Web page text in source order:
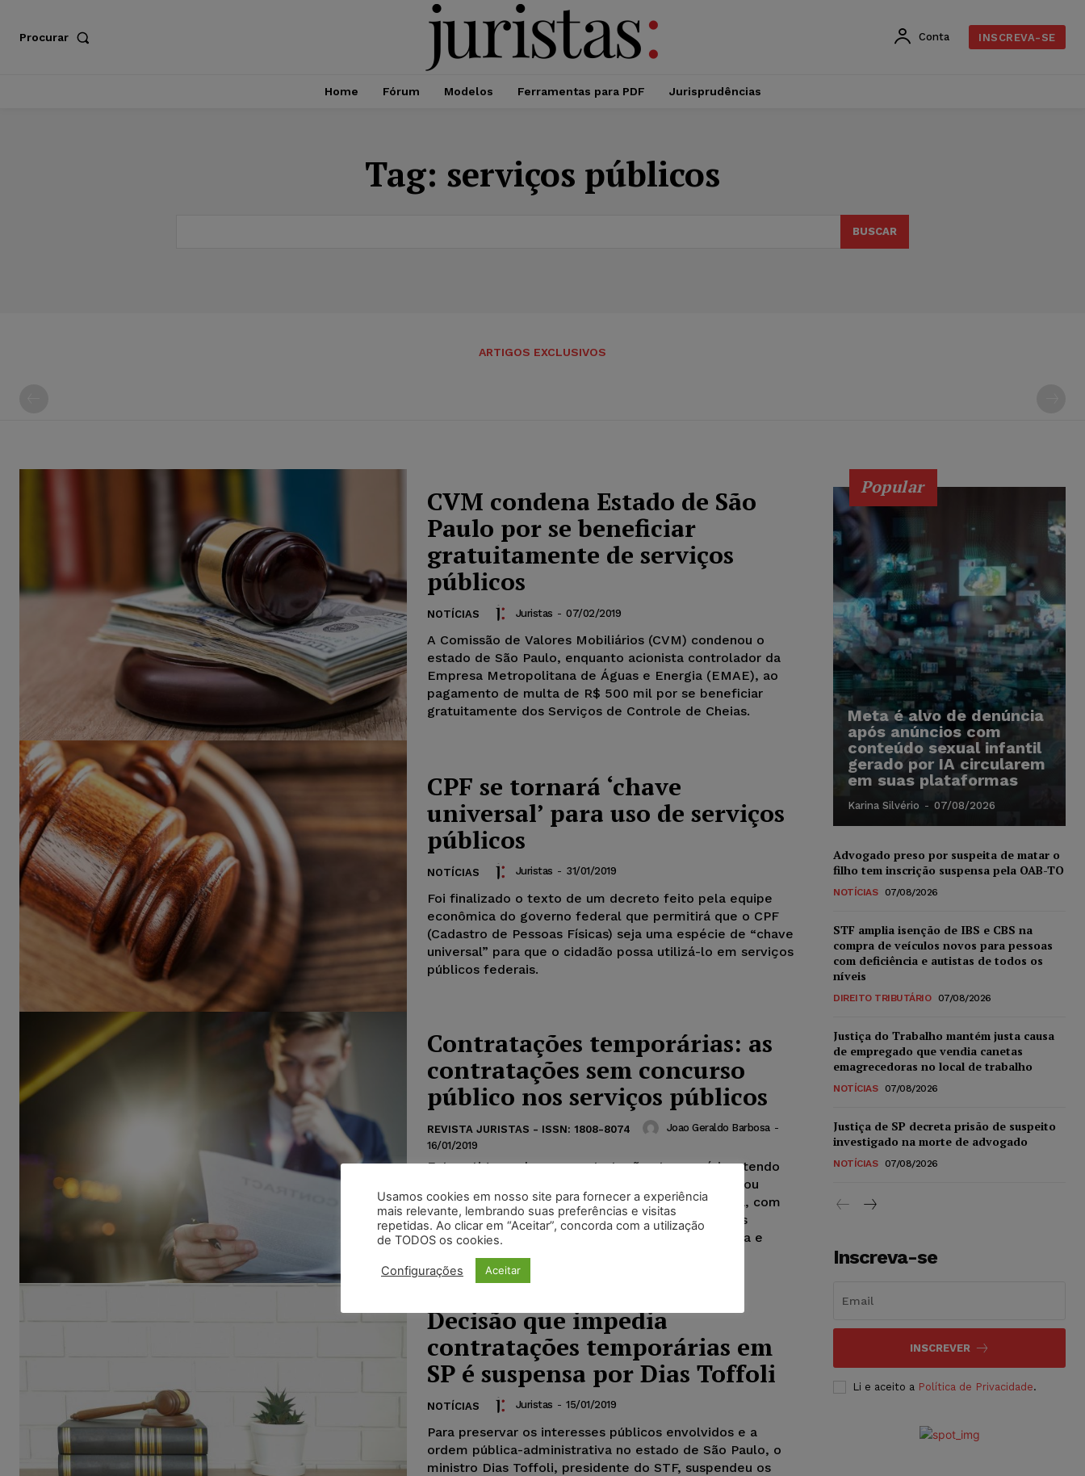
Procurar Conta INSCREVA-SE
Home Fórum Modelos Ferramentas para PDF Jurisprudências
Tag: serviços públicos
BUSCAR
ARTIGOS EXCLUSIVOS
CVM condena Estado de São
Paulo por se beneficiar
gratuitamente de serviços
públicos
NOTÍCIAS Juristas - 07/02/2019
A Comissão de Valores Mobiliários (CVM) condenou o
estado de São Paulo, enquanto acionista controlador da
Empresa Metropolitana de Águas e Energia (EMAE), ao
pagamento de multa de R$ 500 mil por se beneficiar
gratuitamente dos Serviços de Controle de Cheias.
CPF se tornará ‘chave
universal’ para uso de serviços
públicos
NOTÍCIAS Juristas - 31/01/2019
Foi finalizado o texto de um decreto feito pela equipe
econômica do governo federal que permitirá que o CPF
(Cadastro de Pessoas Físicas) seja uma espécie de “chave
universal” para que o cidadão possa utilizá-lo em serviços
públicos federais.
Contratações temporárias: as
contratações sem concurso
público nos serviços públicos
REVISTA JURISTAS - ISSN: 1808-8074 Joao Geraldo Barbosa -
16/01/2019
Este artigo explora as contratações temporárias, tendo
como base os serviços públicos. Para tanto, realizou
estudo descritivo com uma abordagem qualitativa, com
objetivos exploratórios, através de procedimentos
técnicos característicos das pesquisas bibliográfica e
documental.
Decisão que impedia
contratações temporárias em
SP é suspensa por Dias Toffoli
NOTÍCIAS Juristas - 15/01/2019
Para preservar os interesses públicos envolvidos e a
ordem pública-administrativa no estado de São Paulo, o
ministro Dias Toffoli, presidente do STF, suspendeu os
Popular
Meta é alvo de denúncia
após anúncios com
conteúdo sexual infantil
gerado por IA circularem
em suas plataformas
Karina Silvério - 07/08/2026
Advogado preso por suspeita de matar o
filho tem inscrição suspensa pela OAB-TO
NOTÍCIAS 07/08/2026
STF amplia isenção de IBS e CBS na
compra de veículos novos para pessoas
com deficiência e autistas de todos os
níveis
DIREITO TRIBUTÁRIO 07/08/2026
Justiça do Trabalho mantém justa causa
de empregado que vendia canetas
emagrecedoras no local de trabalho
NOTÍCIAS 07/08/2026
Justiça de SP decreta prisão de suspeito
investigado na morte de advogado
NOTÍCIAS 07/08/2026
Inscreva-se
INSCREVER
Li e aceito a Política de Privacidade.
Usamos cookies em nosso site para fornecer a experiência
mais relevante, lembrando suas preferências e visitas
repetidas. Ao clicar em “Aceitar”, concorda com a utilização
de TODOS os cookies.
Configurações Aceitar